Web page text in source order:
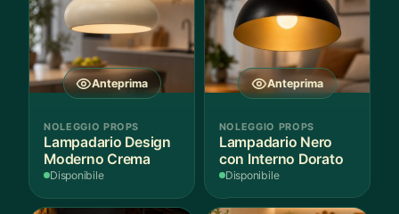
Anteprima
NOLEGGIO PROPS
Lampadario Design
Moderno Crema
Disponibile
Anteprima
NOLEGGIO PROPS
Lampadario Nero
con Interno Dorato
Disponibile